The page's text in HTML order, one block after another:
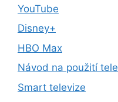
YouTube
Disney+
HBO Max
Návod na použití
Smart televize